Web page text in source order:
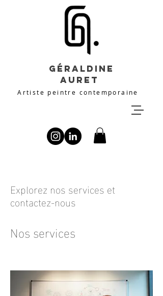
Géraldine
Auret
Artiste peintre contemporaine
Explorez nos services et
contactez-nous
Nos services